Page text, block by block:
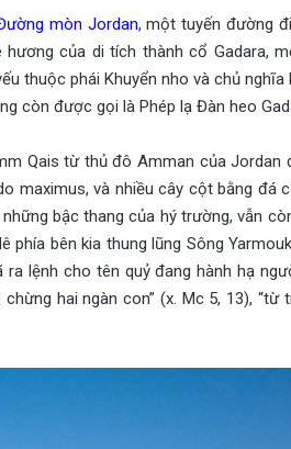
mòn Jordan, một tuyến đường
của di tích thành cổ Gadara,
thuộc phái Khuyển nho và chủ nghĩa
còn được gọi là Phép lạ Đàn heo
Qais từ thủ đô Amman của
maximus, và nhiều cây cột bằng đá
bậc thang của hý trường, vẫn
phía bên kia thung lũng Sông
lệnh cho tên quỷ đang hành hạ
chừng hai ngàn con” (x. Mc 5, 13),